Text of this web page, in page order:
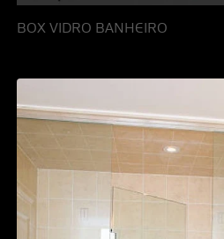
BOX VIDRO BANHEIRO